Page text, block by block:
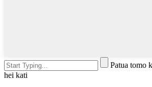
Patua tomo
hei kati